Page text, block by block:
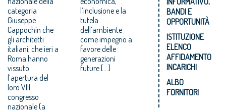
categoria
Giuseppe
Cappochin che
gli architetti
italiani, che ieri a
Roma hanno
vissuto
l’apertura del
loro VIII
congresso
nazionale (a
l’inclusione e la
tutela
dell’ambiente
come impegno a
favore delle
generazioni
future […]
BANDI E
OPPORTUNITÀ
ISTITUZIONE
ELENCO
AFFIDAMENTO
INCARICHI
ALBO
FORNITORI